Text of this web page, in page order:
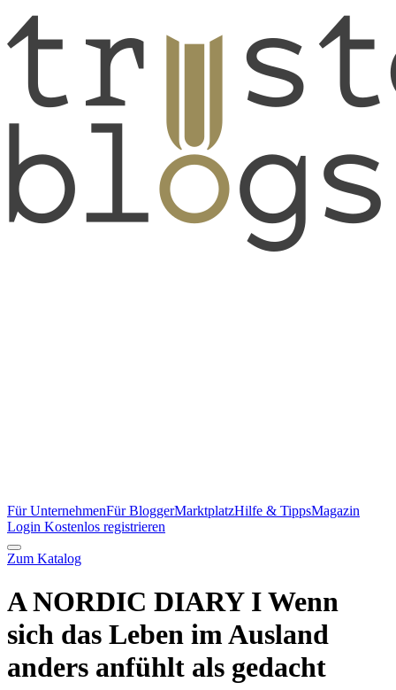
Für UnternehmenFür BloggerMarktplatzHilfe & TippsMagazin
Login Kostenlos registrieren
Zum Katalog
A NORDIC DIARY I Wenn
sich das Leben im Ausland
anders anfühlt als gedacht